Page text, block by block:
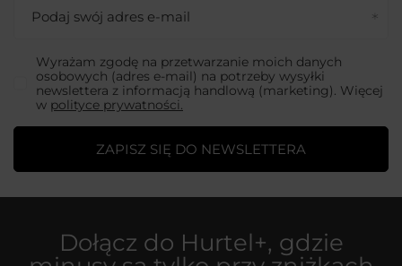
Podaj swój adres e-mail
Wyrażam zgodę na przetwarzanie moich danych
osobowych (adres e-mail) na potrzeby wysyłki
newslettera z informacją handlową (marketing). Więcej
w polityce prywatności.
ZAPISZ SIĘ DO NEWSLETTERA
Dołącz do Hurtel+, gdzie